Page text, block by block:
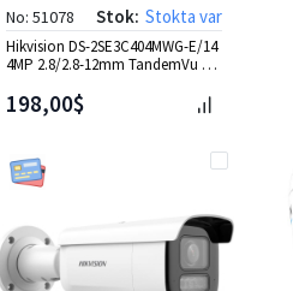
No: 51078 Stok: Stokta var
Hikvision DS-2SE3C404MWG-E/14
4MP 2.8/2.8-12mm TandemVu 4X
198,00$